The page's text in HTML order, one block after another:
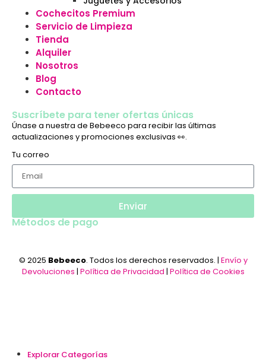
Cochecitos Premium
Servicio de Limpieza
Tienda
Alquiler
Nosotros
Blog
Contacto
Suscríbete para tener ofertas únicas
Únase a nuestra de Bebeeco para recibir las últimas
actualizaciones y promociones exclusivas 👀.
Tu correo
Enviar
Métodos de pago
© 2025 Bebeeco. Todos los derechos reservados. | Envío y
Devoluciones | Política de Privacidad | Política de Cookies
Explorar Categorías